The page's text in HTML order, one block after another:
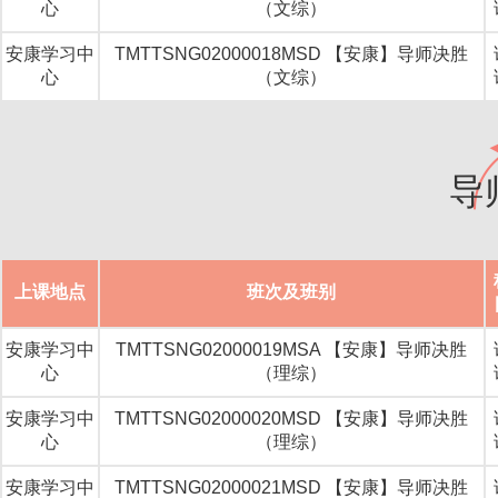
心 （文综）
安康学习中
心
TMTTSNG02000018MSD 【安康】导师决胜
（文综）
导
上课地点 班次及班别
安康学习中
心
TMTTSNG02000019MSA 【安康】导师决胜
（理综）
安康学习中
心
TMTTSNG02000020MSD 【安康】导师决胜
（理综）
安康学习中
TMTTSNG02000021MSD 【安康】导师决胜